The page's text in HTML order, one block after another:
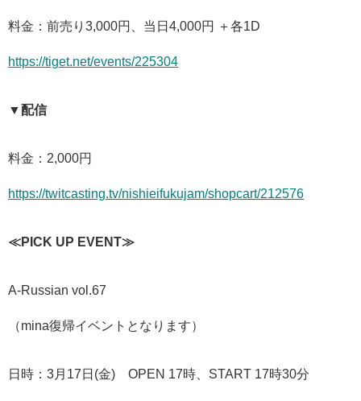
料金：前売り3,000円、当日4,000円 ＋各1D
https://tiget.net/events/225304
▼配信
料金：2,000円
https://twitcasting.tv/nishieifukujam/shopcart/212576
≪PICK UP EVENT≫
A-Russian vol.67
（mina復帰イベントとなります）
日時：3月17日(金) OPEN 17時、START 17時30分